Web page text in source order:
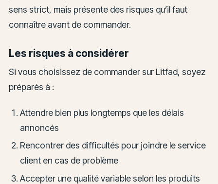
sens strict, mais présente des risques qu’il faut
connaître avant de commander.
Les risques à considérer
Si vous choisissez de commander sur Litfad, soyez
préparés à :
Attendre bien plus longtemps que les délais
annoncés
Rencontrer des difficultés pour joindre le service
client en cas de problème
Accepter une qualité variable selon les produits